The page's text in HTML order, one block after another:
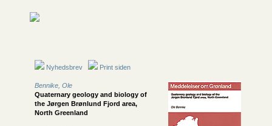
Nyhedsbrev Print siden
Bennike, Ole
Quaternary geology and biology of
the Jørgen Brønlund Fjord area,
North Greenland